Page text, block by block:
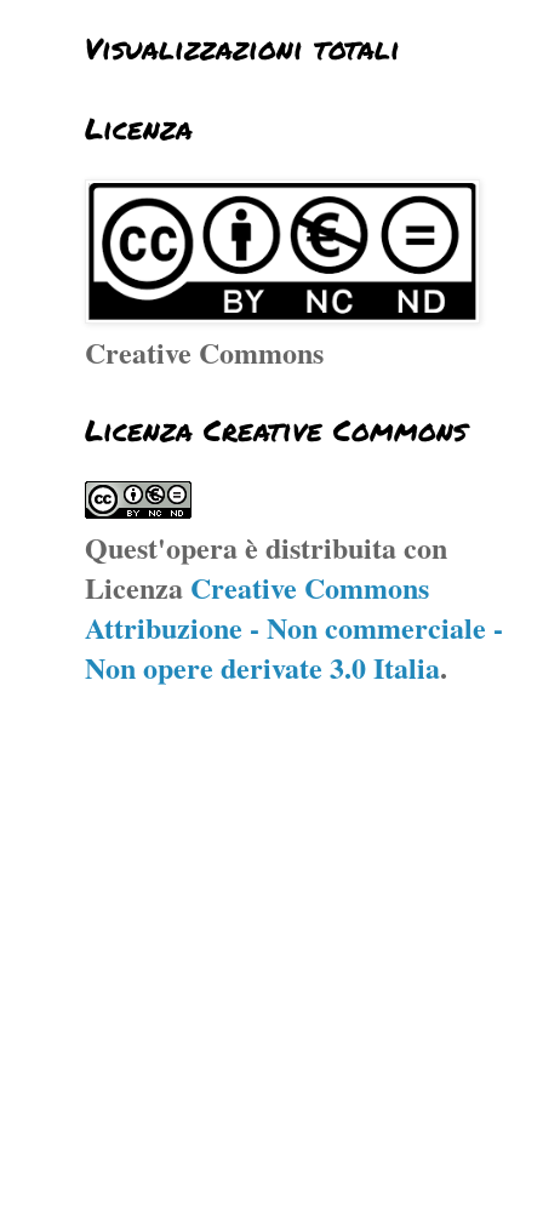
Visualizzazioni totali
Licenza
Creative Commons
Licenza Creative Commons
Quest'opera è distribuita con
Licenza Creative Commons
Attribuzione - Non commerciale -
Non opere derivate 3.0 Italia.